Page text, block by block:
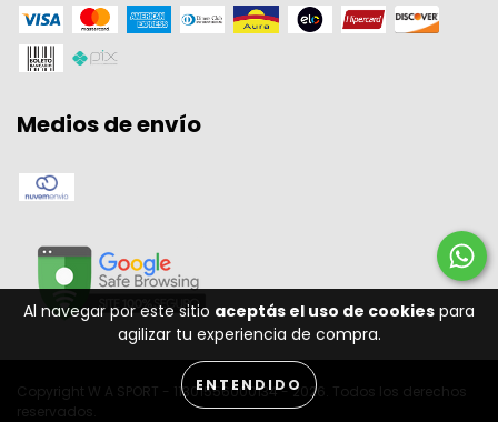
Al navegar por este sitio aceptás el uso de cookies para
agilizar tu experiencia de compra.
ENTENDIDO
Medios de envío
Copyright W A SPORT - 11301556000134 - 2026. Todos los derechos
reservados.